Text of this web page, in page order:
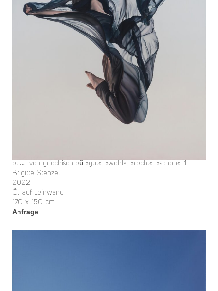
eu… [von griechisch eũ »gut«, »wohl«, »recht«, »schön«] 1
Brigitte Stenzel
2022
Öl auf Leinwand
170 x 150 cm
Anfrage